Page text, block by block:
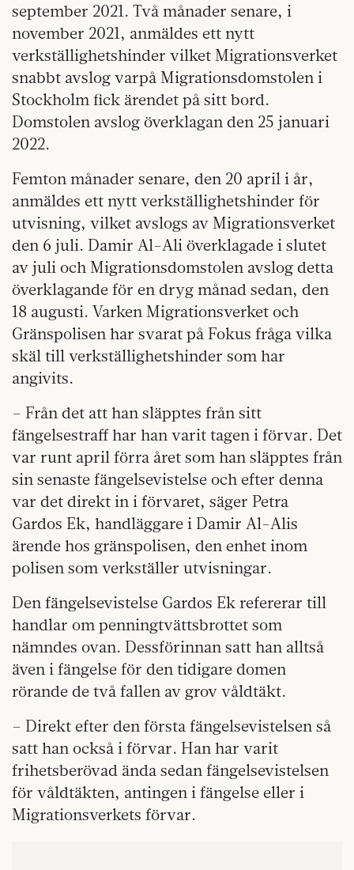
september 2021. Två månader senare, i
november 2021, anmäldes ett nytt
verkställighetshinder vilket Migrationsverket
snabbt avslog varpå Migrationsdomstolen i
Stockholm fick ärendet på sitt bord.
Domstolen avslog överklagan den 25 januari
2022.
Femton månader senare, den 20 april i år,
anmäldes ett nytt verkställighetshinder för
utvisning, vilket avslogs av Migrationsverket
den 6 juli. Damir Al-Ali överklagade i slutet
av juli och Migrationsdomstolen avslog detta
överklagande för en dryg månad sedan, den
18 augusti. Varken Migrationsverket och
Gränspolisen har svarat på Fokus fråga vilka
skäl till verkställighetshinder som har
angivits.
– Från det att han släpptes från sitt
fängelsestraff har han varit tagen i förvar. Det
var runt april förra året som han släpptes från
sin senaste fängelsevistelse och efter denna
var det direkt in i förvaret, säger Petra
Gardos Ek, handläggare i Damir Al-Alis
ärende hos gränspolisen, den enhet inom
polisen som verkställer utvisningar.
Den fängelsevistelse Gardos Ek refererar till
handlar om penningtvättsbrottet som
nämndes ovan. Dessförinnan satt han alltså
även i fängelse för den tidigare domen
rörande de två fallen av grov våldtäkt.
– Direkt efter den första fängelsevistelsen så
satt han också i förvar. Han har varit
frihetsberövad ända sedan fängelsevistelsen
för våldtäkten, antingen i fängelse eller i
Migrationsverkets förvar.